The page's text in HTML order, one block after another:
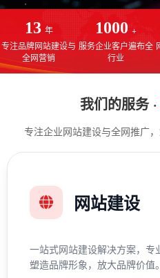
13 年
专注品牌网站建设与
全网营销
1000 +
服务企业客户遍布全
行业
我们的服务 ·
专注企业网站建设与全网推广
网站建设
一站式网站建设解决方案，专
塑造品牌形象，放大品牌价值。